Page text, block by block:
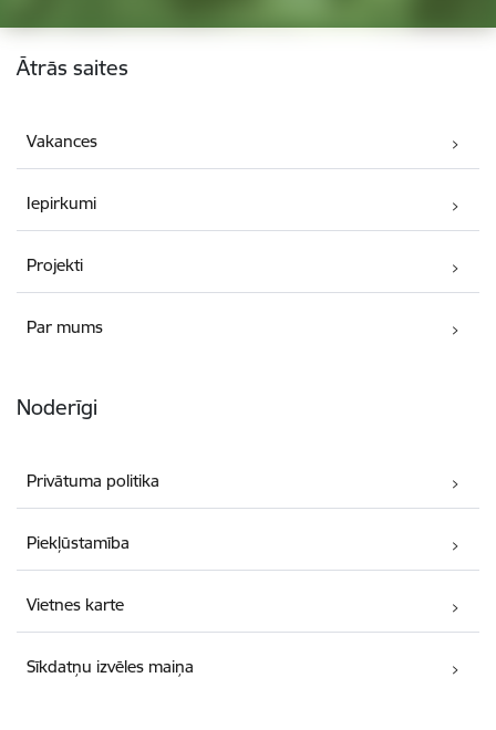
Kājene
Ātrās saites
Vakances
Iepirkumi
Projekti
Par mums
Noderīgi
Privātuma politika
Piekļūstamība
Vietnes karte
Sīkdatņu izvēles maiņa